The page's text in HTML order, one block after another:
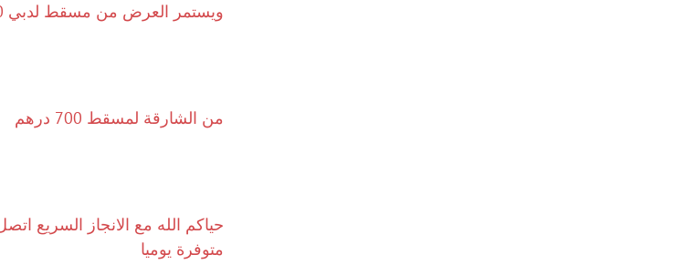
ويستمر العرض من مسقط لدبي 700 درهم
من الشارقة لمسقط 700 درهم
حياكم الله مع الانجاز السريع
متوفرة يوميا